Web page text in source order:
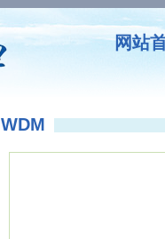
网站
WDM